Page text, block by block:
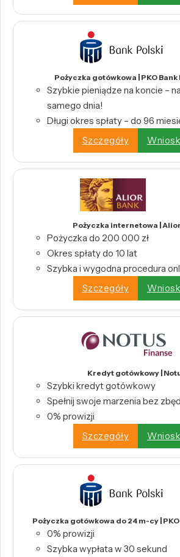
Pożyczka gotówkowa | PKO Bank
Szybkie pieniądze na koncie –
samego dnia!
Długi okres spłaty – do 96
Szczegóły
Pożyczka internetowa |
Pożyczka do 200 000 zł
Okres spłaty do 10 lat
Szybka i wygodna procedura
Szczegóły
Kredyt gotówkowy |
Szybki kredyt gotówkowy
Spełnij swoje marzenia bez
0% prowizji
Szczegóły
Pożyczka gotówkowa do 24 m-cy |
0% prowizji
Szybka wypłata w 30 sekund